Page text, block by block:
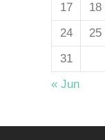
17
18
24
25
31
« Jun